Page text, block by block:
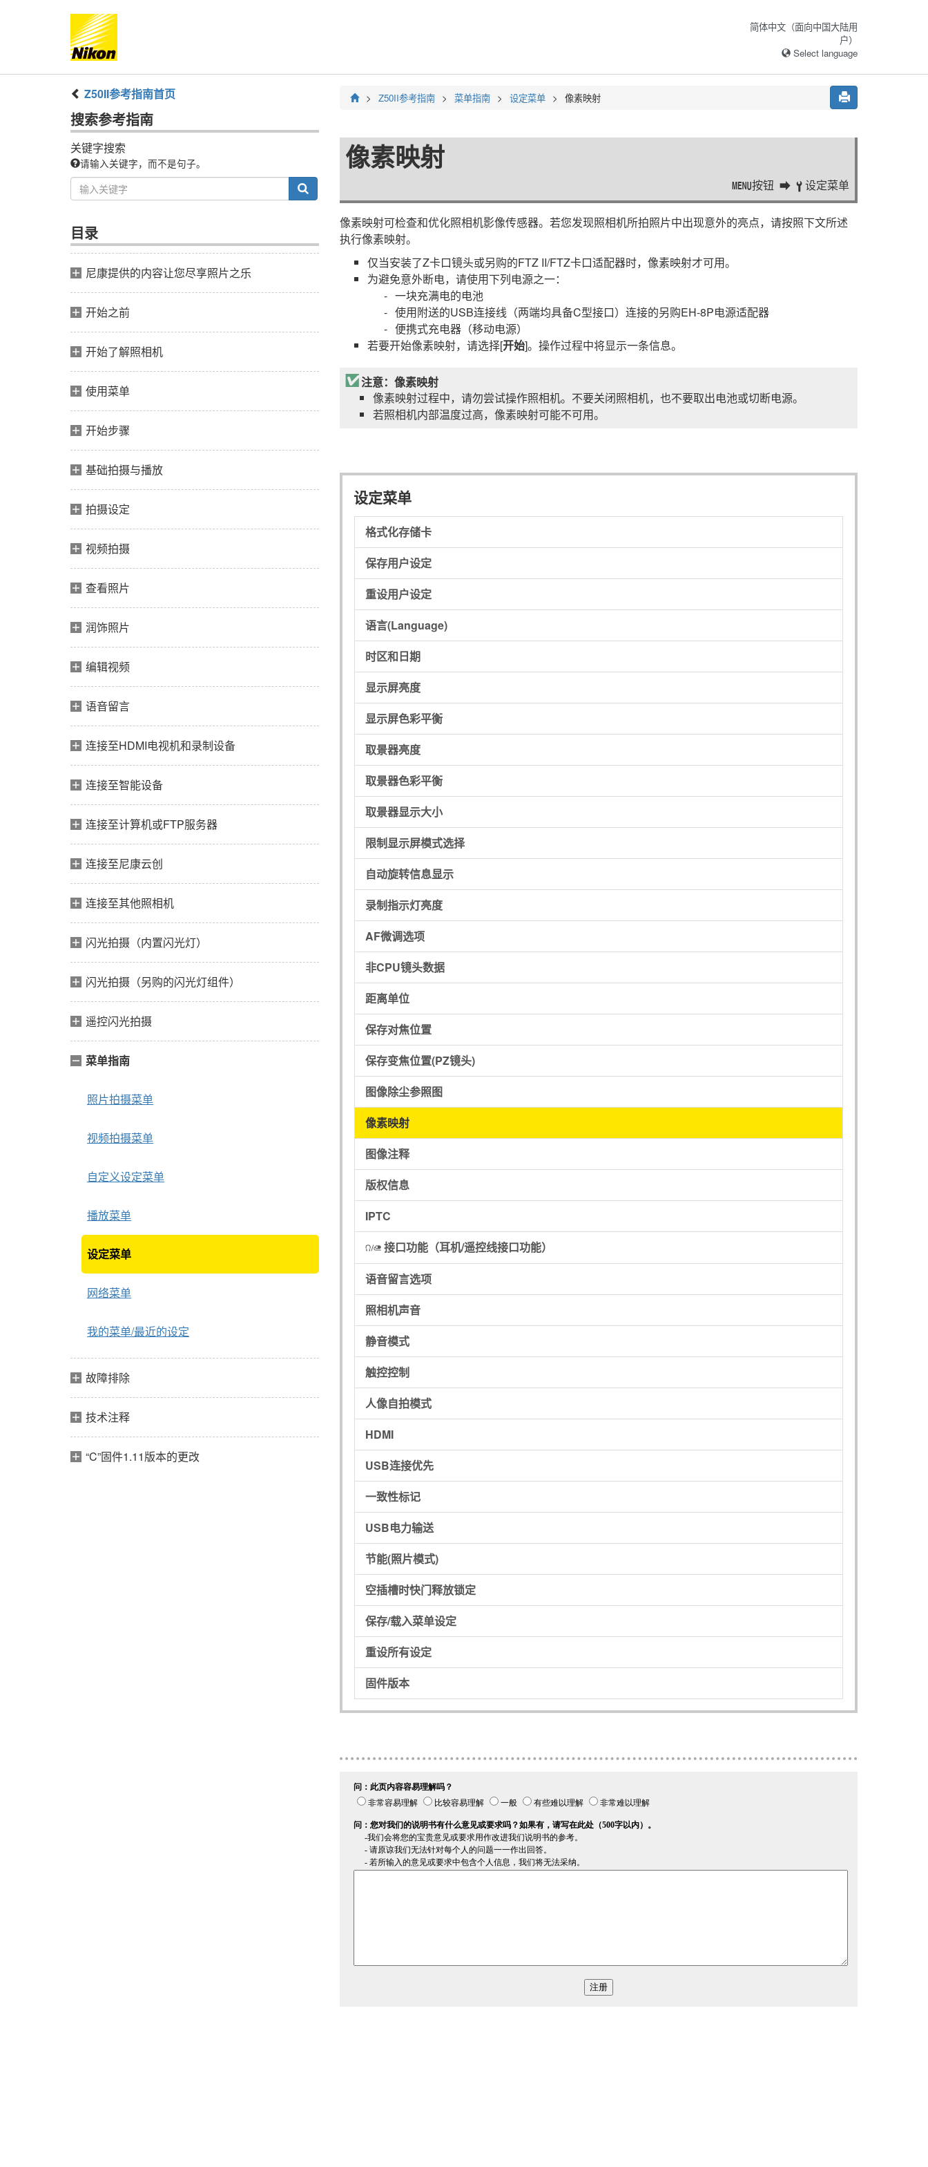
简体中文（面向中国大陆用
户）
Select language
Z50II参考指南首页
搜索参考指南
关键字搜索
请输入关键字，而不是句子。
目录
尼康提供的内容让您尽享照片之乐
开始之前
开始了解照相机
使用菜单
开始步骤
基础拍摄与播放
拍摄设定
视频拍摄
查看照片
润饰照片
编辑视频
语音留言
连接至HDMI电视机和录制设备
连接至智能设备
连接至计算机或FTP服务器
连接至尼康云创
连接至其他照相机
闪光拍摄（内置闪光灯）
闪光拍摄（另购的闪光灯组件）
遥控闪光拍摄
菜单指南
照片拍摄菜单
视频拍摄菜单
自定义设定菜单
播放菜单
设定菜单
网络菜单
我的菜单/最近的设定
故障排除
技术注释
“C”固件1.11版本的更改
Z50II参考指南 菜单指南 设定菜单 像素映射
像素映射
G按钮 B 设定菜单
像素映射可检查和优化照相机影像传感器。若您发现照相机所拍照片中出现意外的亮点，请按照下文所述
执行像素映射。
仅当安装了Z卡口镜头或另购的FTZ II/FTZ卡口适配器时，像素映射才可用。
为避免意外断电，请使用下列电源之一：
一块充满电的电池
使用附送的USB连接线（两端均具备C型接口）连接的另购EH-8P电源适配器
便携式充电器（移动电源）
若要开始像素映射，请选择[开始]。操作过程中将显示一条信息。
注意：像素映射
像素映射过程中，请勿尝试操作照相机。不要关闭照相机，也不要取出电池或切断电源。
若照相机内部温度过高，像素映射可能不可用。
设定菜单
格式化存储卡
保存用户设定
重设用户设定
语言(Language)
时区和日期
显示屏亮度
显示屏色彩平衡
取景器亮度
取景器色彩平衡
取景器显示大小
限制显示屏模式选择
自动旋转信息显示
录制指示灯亮度
AF微调选项
非CPU镜头数据
距离单位
保存对焦位置
保存变焦位置(PZ镜头)
图像除尘参照图
像素映射
图像注释
版权信息
IPTC
I 接口功能 （耳机/遥控线接口功能）
语音留言选项
照相机声音
静音模式
触控控制
人像自拍模式
HDMI
USB连接优先
一致性标记
USB电力输送
节能(照片模式)
空插槽时快门释放锁定
保存/载入菜单设定
重设所有设定
固件版本